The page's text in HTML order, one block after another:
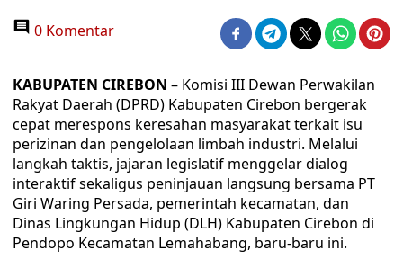
0 Komentar
KABUPATEN CIREBON – Komisi III Dewan Perwakilan
Rakyat Daerah (DPRD) Kabupaten Cirebon bergerak
cepat merespons keresahan masyarakat terkait isu
perizinan dan pengelolaan limbah industri. Melalui
langkah taktis, jajaran legislatif menggelar dialog
interaktif sekaligus peninjauan langsung bersama PT
Giri Waring Persada, pemerintah kecamatan, dan
Dinas Lingkungan Hidup (DLH) Kabupaten Cirebon di
Pendopo Kecamatan Lemahabang, baru-baru ini.